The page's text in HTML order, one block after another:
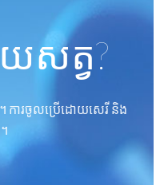
យសត្វ?
ការចូលប្រើដោយសេរី និង